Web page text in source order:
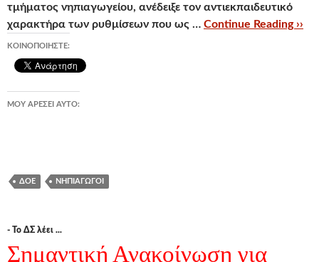
τμήματος νηπιαγωγείου, ανέδειξε τον αντιεκπαιδευτικό
χαρακτήρα των ρυθμίσεων που ως … Continue Reading ››
ΚΟΙΝΟΠΟΙΉΣΤΕ:
ΜΟΥ ΑΡΈΣΕΙ ΑΥΤΌ:
ΔΟΕ ΝΗΠΙΑΓΩΓΟΊ
- Το ΔΣ λέει ...
Σημαντική Ανακοίνωση για